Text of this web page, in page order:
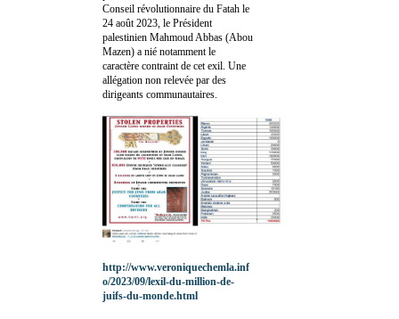
Conseil révolutionnaire du Fatah le
24 août 2023, le Président
palestinien Mahmoud Abbas (Abou
Mazen) a nié notamment le
caractère contraint de cet exil. Une
allégation non relevée par des
dirigeants communautaires.
http://www.veroniquechemla.inf
o/2023/09/lexil-du-million-de-
juifs-du-monde.html